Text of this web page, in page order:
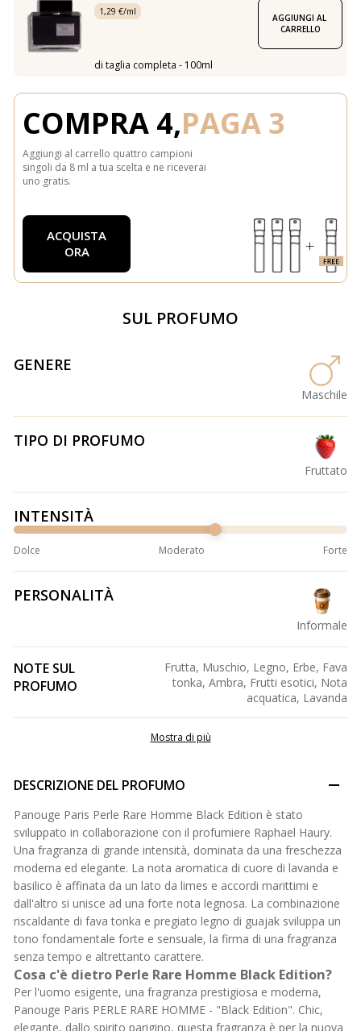
1,29 €/ml
di taglia completa - 100ml
AGGIUNGI AL
CARRELLO
COMPRA 4,PAGA 3
Aggiungi al carrello quattro campioni
singoli da 8 ml a tua scelta e ne riceverai
uno gratis.
ACQUISTA
ORA
SUL PROFUMO
GENERE
Maschile
TIPO DI PROFUMO
Fruttato
INTENSITÀ
Dolce Moderato Forte
PERSONALITÀ
Informale
NOTE SUL
PROFUMO
Frutta, Muschio, Legno, Erbe, Fava
tonka, Ambra, Frutti esotici, Nota
acquatica, Lavanda
Mostra di più
DESCRIZIONE DEL PROFUMO
Panouge Paris Perle Rare Homme Black Edition è stato
sviluppato in collaborazione con il profumiere Raphael Haury.
Una fragranza di grande intensità, dominata da una freschezza
moderna ed elegante. La nota aromatica di cuore di lavanda e
basilico è affinata da un lato da limes e accordi marittimi e
dall'altro si unisce ad una forte nota legnosa. La combinazione
riscaldante di fava tonka e pregiato legno di guajak sviluppa un
tono fondamentale forte e sensuale, la firma di una fragranza
senza tempo e altrettanto carattere.
Cosa c'è dietro Perle Rare Homme Black Edition?
Per l'uomo esigente, una fragranza prestigiosa e moderna,
Panouge Paris PERLE RARE HOMME - "Black Edition". Chic,
elegante, dallo spirito parigino, questa fragranza è per la nuova